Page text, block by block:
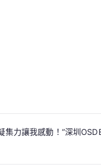
集力讓我感動！”深圳